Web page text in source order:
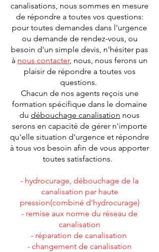
canalisations, nous sommes en mesure
de répondre a toutes vos questions:
pour toutes demandes dans l'urgence
ou demande de rendez-vous, ou
besoin d'un simple devis, n'hésiter pas
à nous contacter, nous, nous ferons un
plaisir de répondre a toutes vos
questions.
Chacun de nos agents reçois une
formation spécifique dans le domaine
du débouchage canalisation nous
serons en capacité de gérer n'importe
qu'elle situation d'urgence et répondre
à tous vos besoin afin de vous apporter
toutes satisfactions.
- hydrocurage, débouchage de la
canalisation par haute
pression(combiné d'hydrocurage)
- remise aux norme du réseau de
canalisation
- réparation de canalisation
- changement de canalisation